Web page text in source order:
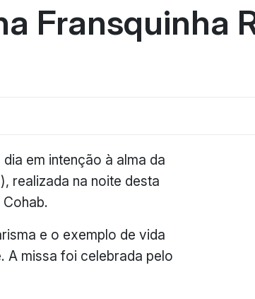
Fransquinha
em intenção à alma da
realizada na noite desta
e o exemplo de vida
A missa foi celebrada pelo